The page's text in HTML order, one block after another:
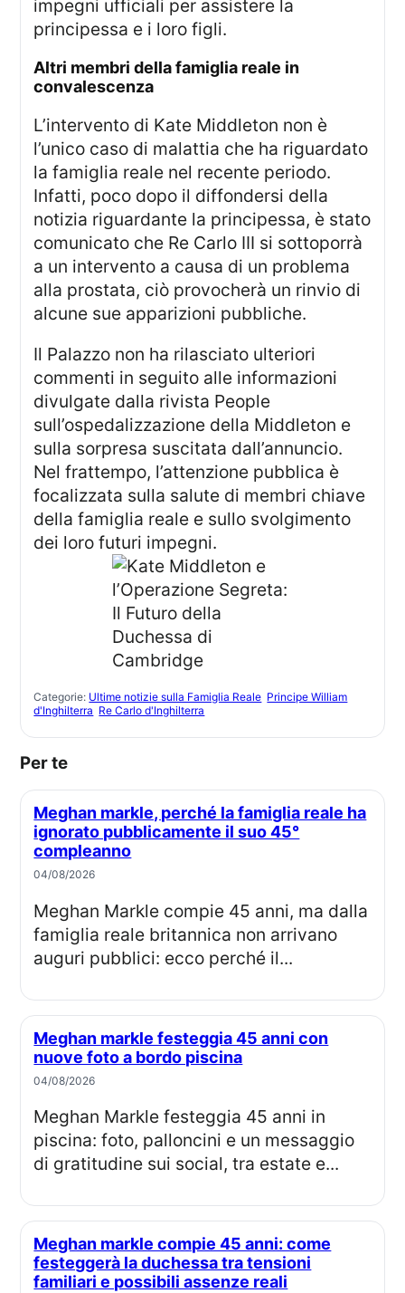
impegni ufficiali per assistere la
principessa e i loro figli.
altri membri della famiglia reale in
convalescenza
L’intervento di Kate Middleton non è
l’unico caso di malattia che ha riguardato
la famiglia reale nel recente periodo.
Infatti, poco dopo il diffondersi della
notizia riguardante la principessa, è stato
comunicato che Re Carlo III si sottoporrà
a un intervento a causa di un problema
alla prostata, ciò provocherà un rinvio di
alcune sue apparizioni pubbliche.
Il Palazzo non ha rilasciato ulteriori
commenti in seguito alle informazioni
divulgate dalla rivista People
sull’ospedalizzazione della Middleton e
sulla sorpresa suscitata dall’annuncio.
Nel frattempo, l’attenzione pubblica è
focalizzata sulla salute di membri chiave
della famiglia reale e sullo svolgimento
dei loro futuri impegni.
Categorie: Ultime notizie sulla Famiglia Reale Principe William
d'Inghilterra Re Carlo d'Inghilterra
Per te
Meghan markle, perché la famiglia reale ha
ignorato pubblicamente il suo 45°
compleanno
04/08/2026
Meghan Markle compie 45 anni, ma dalla
famiglia reale britannica non arrivano
auguri pubblici: ecco perché il...
Meghan markle festeggia 45 anni con
nuove foto a bordo piscina
04/08/2026
Meghan Markle festeggia 45 anni in
piscina: foto, palloncini e un messaggio
di gratitudine sui social, tra estate e...
Meghan markle compie 45 anni: come
festeggerà la duchessa tra tensioni
familiari e possibili assenze reali